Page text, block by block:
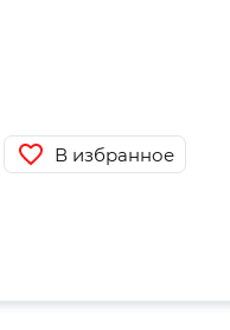
В избранное